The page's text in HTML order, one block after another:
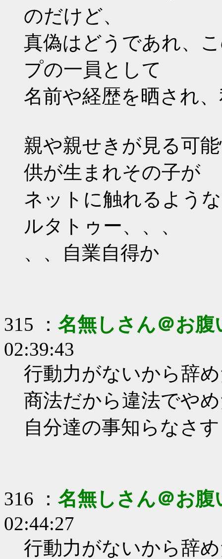
のだけど、
真偽はどうであれ、
プの一員として
名前や経歴を晒され
親や親せきが見る可
供が生まれその子が
ネットに触れるよう
ルタトゥー、、、
、、自業自得か
315 ： 名無しさん＠お腹
02:39:43
行動力がないから辞
商法だから違法でや
自分達の事知らなさ
316 ： 名無しさん＠お腹
02:44:27
行動力がないから辞